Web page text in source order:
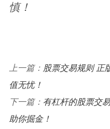
慎！
上一篇： 股票交易规则 正
值无忧！
下一篇： 有杠杆的股票交
助你掘金！